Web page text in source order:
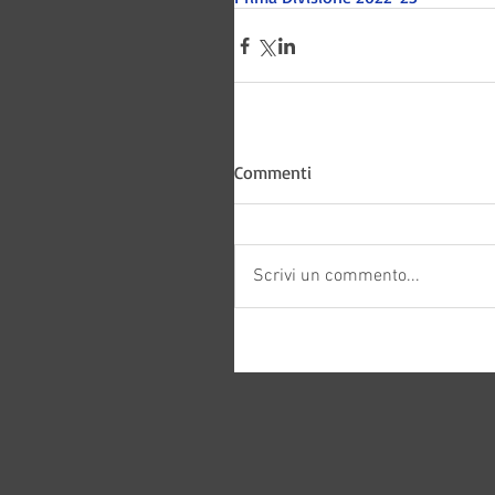
Commenti
Scrivi un commento...
Bitways -